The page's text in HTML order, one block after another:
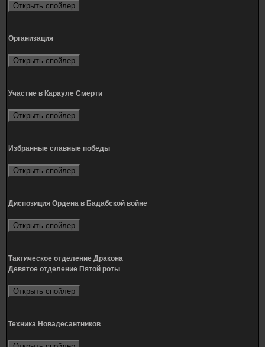
Организация
Участие в Карауле Смерти
Избранные славные победы
Диспозиция Ордена в Бадабской войне
Тактическое отделение Дракона
Девятое отделение Пятой роты
Техника Новадесантников